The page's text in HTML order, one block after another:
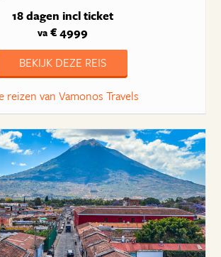
18 dagen incl ticket
va€ 4999
BEKIJK DEZE REIS
reizen van Vamonos Travels